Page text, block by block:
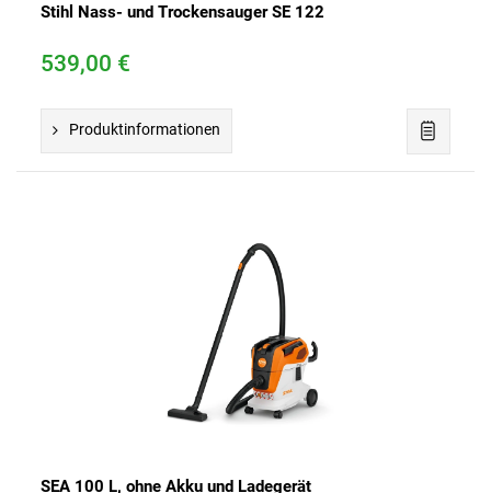
Stihl Nass- und Trockensauger SE 122
539,00 €
Produktinformationen
SEA 100 L, ohne Akku und Ladegerät